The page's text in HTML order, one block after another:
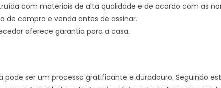
com materiais de alta qualidade e de acordo com as
de compra e venda antes de assinar.
oferece garantia para a casa.
pode ser um processo gratificante e duradouro. Seguindo